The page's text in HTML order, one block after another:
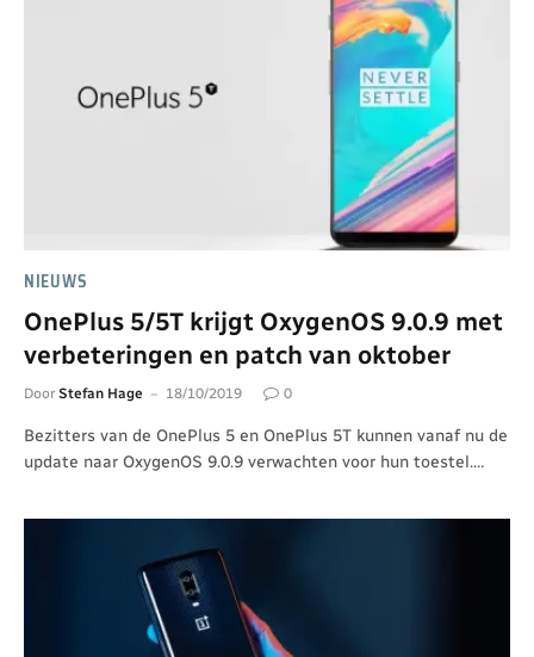
NIEUWS
OnePlus 5/5T krijgt OxygenOS 9.0.9 met
verbeteringen en patch van oktober
Door Stefan Hage 18/10/2019 0
Bezitters van de OnePlus 5 en OnePlus 5T kunnen vanaf nu de
update naar OxygenOS 9.0.9 verwachten voor hun toestel.…